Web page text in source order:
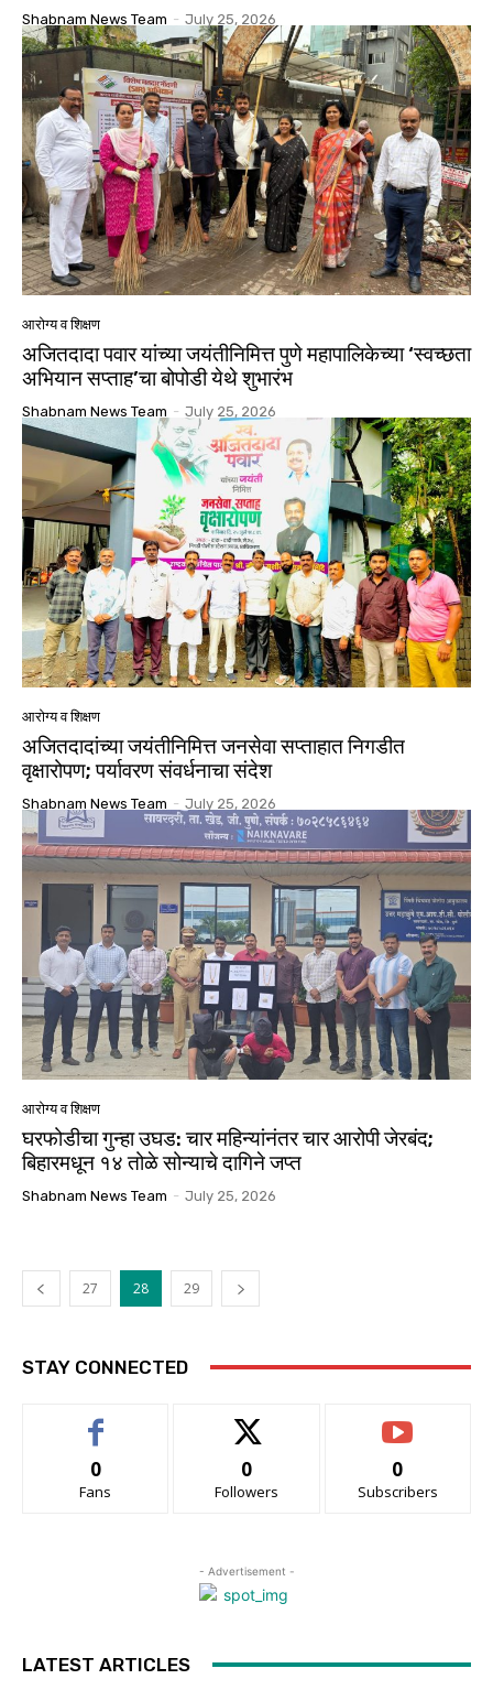
Shabnam News Team - July 25, 2026
आरोग्य व शिक्षण
अजितदादा पवार यांच्या जयंतीनिमित्त पुणे महापालिकेच्या ‘स्वच्छता
अभियान सप्ताह’चा बोपोडी येथे शुभारंभ
Shabnam News Team - July 25, 2026
आरोग्य व शिक्षण
अजितदादांच्या जयंतीनिमित्त जनसेवा सप्ताहात निगडीत
वृक्षारोपण; पर्यावरण संवर्धनाचा संदेश
Shabnam News Team - July 25, 2026
आरोग्य व शिक्षण
घरफोडीचा गुन्हा उघड: चार महिन्यांनंतर चार आरोपी जेरबंद;
बिहारमधून १४ तोळे सोन्याचे दागिने जप्त
Shabnam News Team - July 25, 2026
27 28 29
STAY CONNECTED
0
Fans
0
Followers
0
Subscribers
- Advertisement -
LATEST ARTICLES